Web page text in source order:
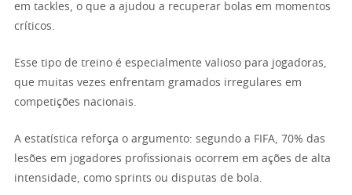
em tackles, o que a ajudou a recuperar bolas em momentos
críticos.
Esse tipo de treino é especialmente valioso para jogadoras,
que muitas vezes enfrentam gramados irregulares em
competições nacionais.
A estatística reforça o argumento: segundo a FIFA, 70% das
lesões em jogadores profissionais ocorrem em ações de alta
intensidade, como sprints ou disputas de bola.